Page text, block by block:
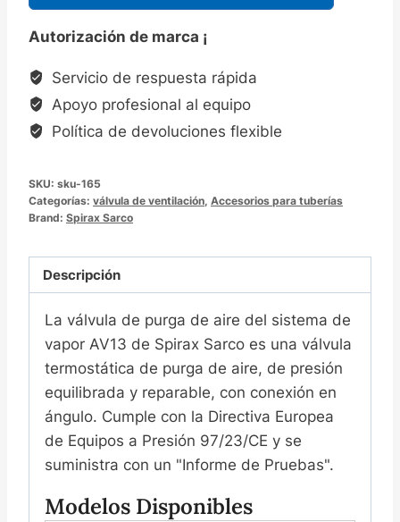
Sarco
AV13
汽
系
排
空
阀
Autorización de marca ¡
Servicio de respuesta rápida
Apoyo profesional al equipo
Política de devoluciones flexible
SKU: sku-165
Categorías: válvula de ventilación, Accesorios para tuberías
Brand: Spirax Sarco
Descripción
La válvula de purga de aire del sistema de
vapor AV13 de Spirax Sarco es una válvula
termostática de purga de aire, de presión
equilibrada y reparable, con conexión en
ángulo. Cumple con la Directiva Europea
de Equipos a Presión 97/23/CE y se
suministra con un "Informe de Pruebas".
Modelos Disponibles